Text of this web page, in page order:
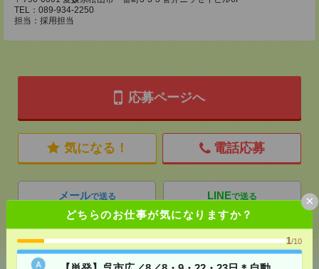
どちらのお仕事が気になりますか？
1/10
×
TEL：089-934-2250
担当：採用担当
応募ページへ
気になる！ 電話応募
メールで送る LINEで送る
シェア ツイート ブックマーク